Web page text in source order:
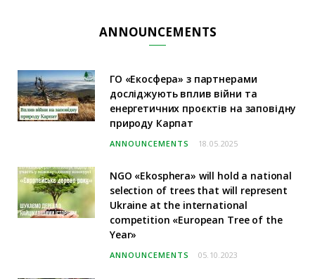
ANNOUNCEMENTS
ГО «Екосфера» з партнерами
досліджують вплив війни та
енергетичних проєктів на заповідну
природу Карпат
ANNOUNCEMENTS 18.05.2025
NGO «Ekosphera» will hold a national
selection of trees that will represent
Ukraine at the international
competition «European Tree of the
Year»
ANNOUNCEMENTS 05.10.2023